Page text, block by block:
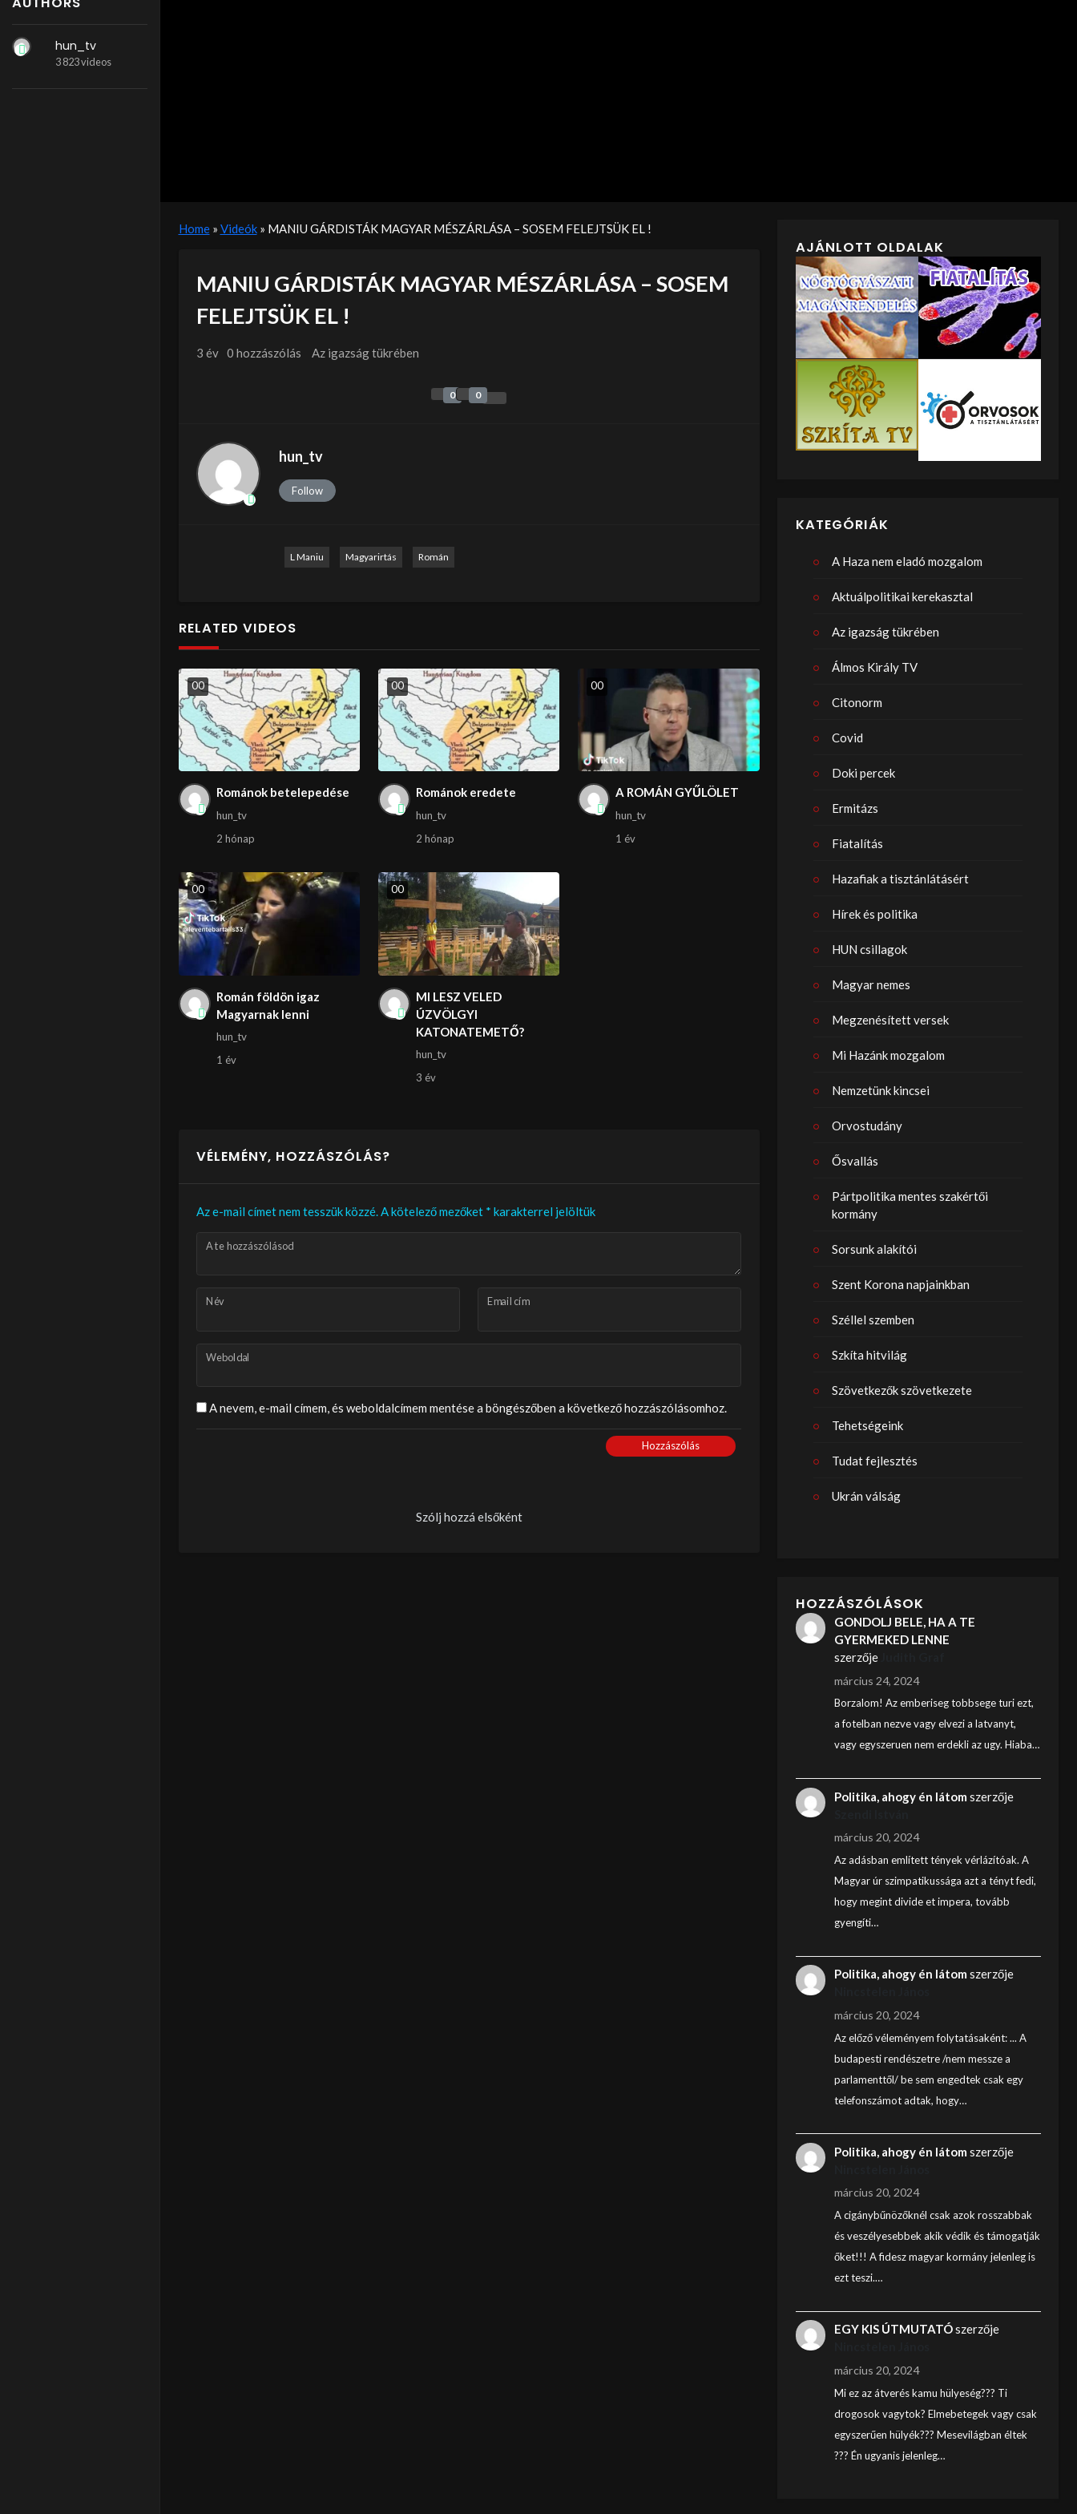
hun_tv
3 823 videos
Home» Videók» MANIU GÁRDISTÁK MAGYAR MÉSZÁRLÁSA – SOSEM FELEJTSÜK EL !
MANIU GÁRDISTÁK MAGYAR MÉSZÁRLÁSA – SOSEM
FELEJTSÜK EL !
3 év 0 hozzászólás Az igazság tükrében
0 0
hun_tv
Follow
L Maniu Magyarirtás Román
RELATED VIDEOS
00
Románok betelepedése
hun_tv
2 hónap
00
Románok eredete
hun_tv
2 hónap
00
A ROMÁN GYŰLÖLET
hun_tv
1 év
00
Román földön igaz
Magyarnak lenni
hun_tv
1 év
00
MI LESZ VELED
ÚZVÖLGYI
KATONATEMETŐ?
hun_tv
3 év
VÉLEMÉNY, HOZZÁSZÓLÁS?
Az e-mail címet nem tesszük közzé.A kötelező mezőket * karakterrel jelöltük
A te hozzászólásod
Név Email cím
Weboldal
A nevem, e-mail címem, és weboldalcímem mentése a böngészőben a következő hozzászólásomhoz.
Hozzászólás
Szólj hozzá elsőként
AJÁNLOTT OLDALAK
KATEGÓRIÁK
A Haza nem eladó mozgalom
Aktuálpolitikai kerekasztal
Az igazság tükrében
Álmos Király TV
Citonorm
Covid
Doki percek
Ermitázs
Fiatalítás
Hazafiak a tisztánlátásért
Hírek és politika
HUN csillagok
Magyar nemes
Megzenésített versek
Mi Hazánk mozgalom
Nemzetünk kincsei
Orvostudány
Ősvallás
Pártpolitika mentes szakértői
kormány
Sorsunk alakítói
Szent Korona napjainkban
Széllel szemben
Szkíta hitvilág
Szövetkezők szövetkezete
Tehetségeink
Tudat fejlesztés
Ukrán válság
HOZZÁSZÓLÁSOK
GONDOLJ BELE, HA A TE
GYERMEKED LENNE
szerzője
március 24, 2024
Borzalom! Az emberiseg tobbsege turi ezt,
a fotelban nezve vagy elvezi a latvanyt,
vagy egyszeruen nem erdekli az ugy. Hiaba…
Politika, ahogy én látom szerzője
március 20, 2024
Az adásban említett tények vérlázítóak. A
Magyar úr szimpatikussága azt a tényt fedi,
hogy megint divide et impera, tovább
gyengíti…
Politika, ahogy én látom szerzője
március 20, 2024
Az előző véleményem folytatásaként: ... A
budapesti rendészetre /nem messze a
parlamenttől/ be sem engedtek csak egy
telefonszámot adtak, hogy…
Politika, ahogy én látom szerzője
március 20, 2024
A cigánybűnözőknél csak azok rosszabbak
és veszélyesebbek akik védik és támogatják
őket!!! A fidesz magyar kormány jelenleg is
ezt teszi.…
EGY KIS ÚTMUTATÓszerzője
március 20, 2024
Mi ez az átverés kamu hülyeség??? Ti
drogosok vagytok? Elmebetegek vagy csak
egyszerűen hülyék??? Mesevilágban éltek
??? Én ugyanis jelenleg…